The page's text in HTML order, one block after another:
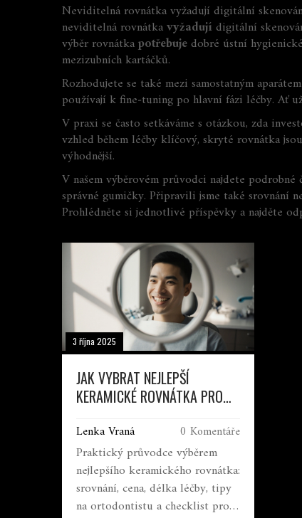
Neviditelná rovnátka vyžadují digitální
neviditelná rovnátkavyžadují digitální
výběr rovnátkapotřebujedobré ústní
mezizubních kartáčků.
Rozhodujete se také mezi samostatným
používají k fine‑tuning po hlavní fázi léčby. Ať
V praxi se často setkáváme s otázkou, zda
vzhled během léčby klíčový, skryté rovnátka
výhodnější.
V našem výběrovém průvodci najdete
správné gumičky. Připravili jsme také srovnání
Prohlédněte si jednotlivé příspěvky a najděte
3 října 2025
JAK VYBRAT NEJLEPŠÍ
KERAMICKÉ ROVNÁTKA PRO
Lenka Vraná 0 Komentáře
Praktický průvodce výběrem
nejlepšího keramického rovnátka:
srovnání, cena, délka léčby, tipy
na ortodontistu a checklist pro